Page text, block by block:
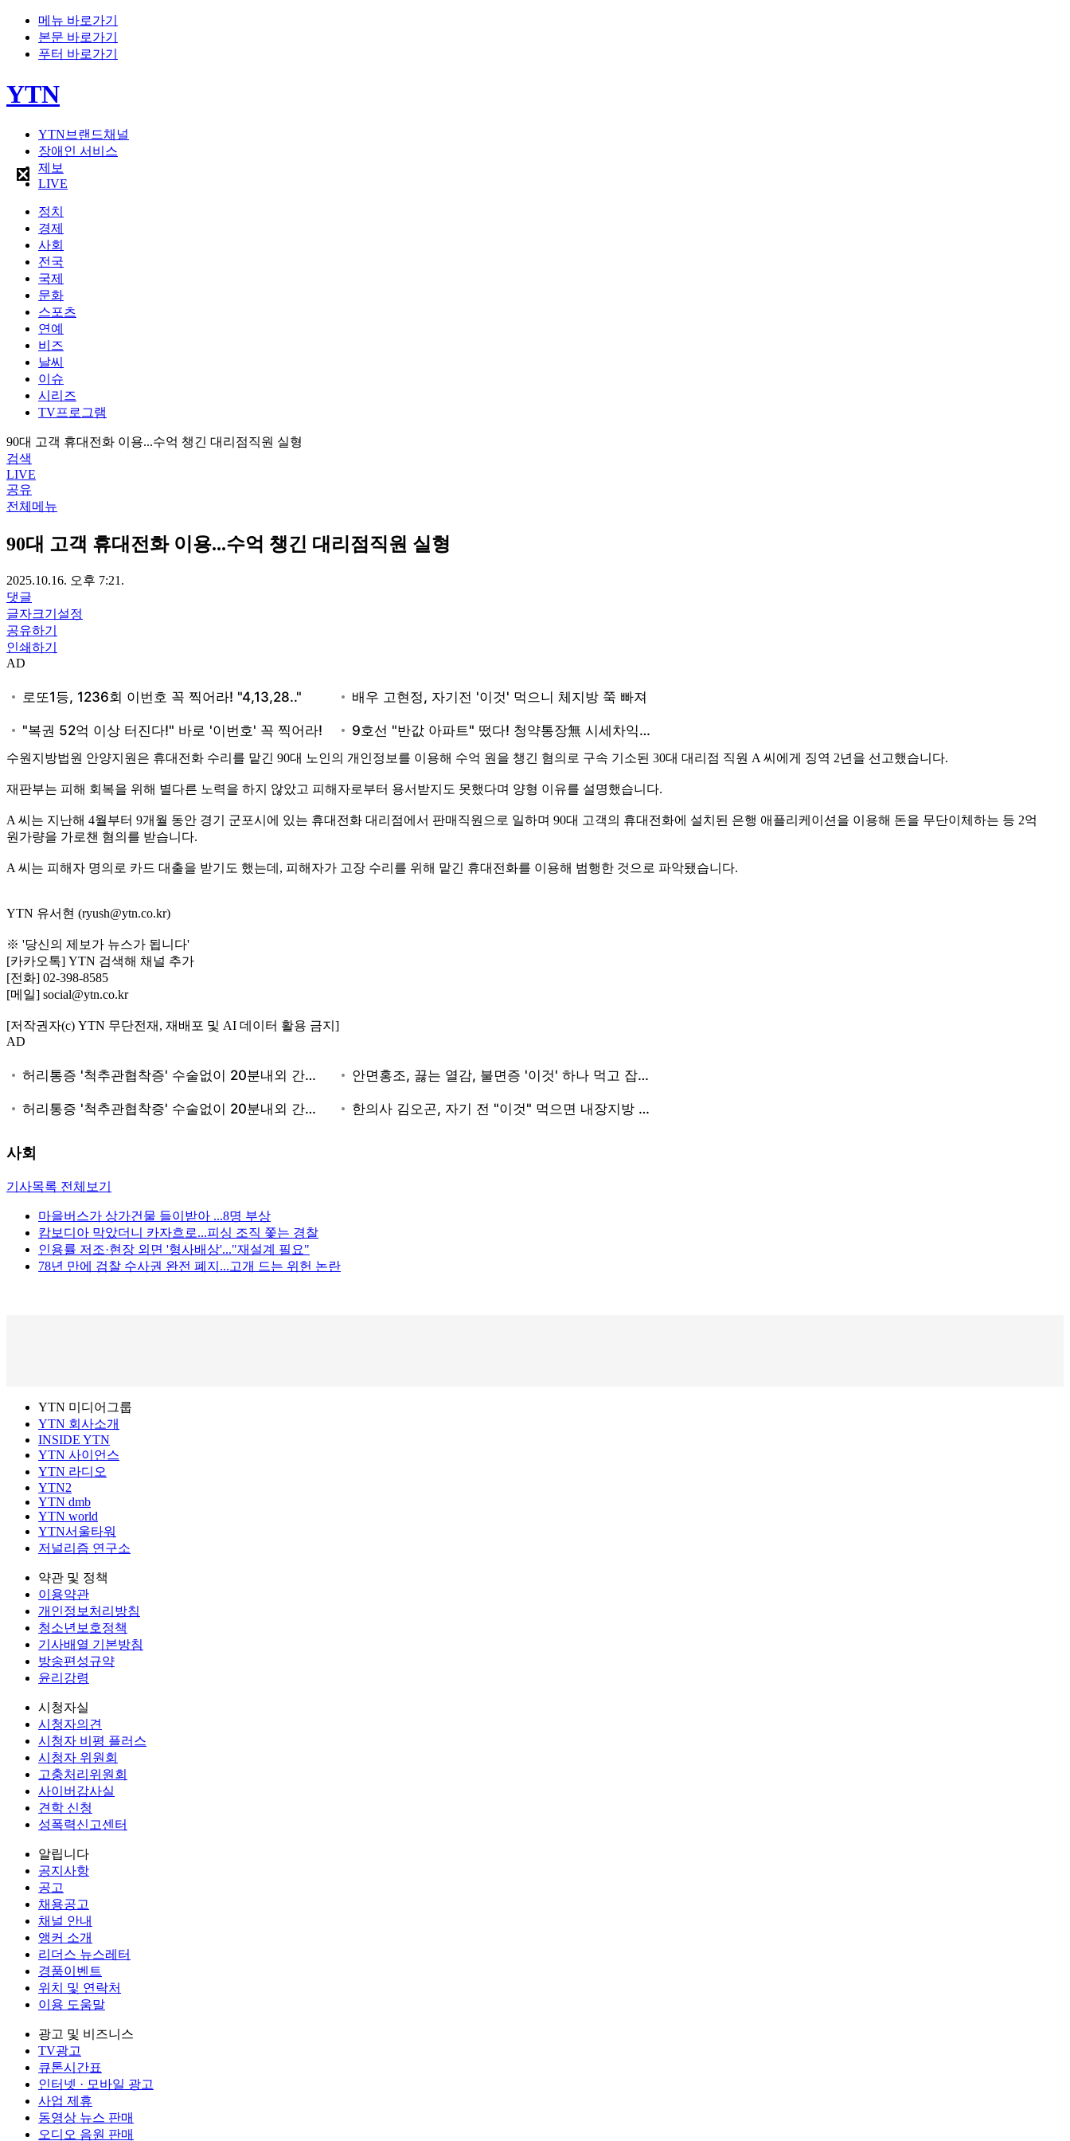
메뉴 바로가기
본문 바로가기
푸터 바로가기
YTN
YTN브랜드채널
장애인 서비스
제보
LIVE
정치
경제
사회
전국
국제
문화
스포츠
연예
비즈
날씨
이슈
시리즈
TV프로그램
90대 고객 휴대전화 이용...수억 챙긴 대리점직원 실형
검색
LIVE
공유
전체메뉴
90대 고객 휴대전화 이용...수억 챙긴 대리점직원 실형
2025.10.16. 오후 7:21.
댓글
글자크기설정
공유하기
인쇄하기
AD
수원지방법원 안양지원은 휴대전화 수리를 맡긴 90대 노인의 개인정보를 이용해 수억 원을 챙긴 혐의로 구속 기소된 30대 대리점 직원 A 씨에게 징역 2년을 선고했습니다.
재판부는 피해 회복을 위해 별다른 노력을 하지 않았고 피해자로부터 용서받지도 못했다며 양형 이유를 설명했습니다.
A 씨는 지난해 4월부터 9개월 동안 경기 군포시에 있는 휴대전화 대리점에서 판매직원으로 일하며 90대 고객의 휴대전화에 설치된 은행 애플리케이션을 이용해 돈을 무단이체하는 등 2억
원가량을 가로챈 혐의를 받습니다.
A 씨는 피해자 명의로 카드 대출을 받기도 했는데, 피해자가 고장 수리를 위해 맡긴 휴대전화를 이용해 범행한 것으로 파악됐습니다.
YTN 유서현 (ryush@ytn.co.kr)
※ '당신의 제보가 뉴스가 됩니다'
[카카오톡] YTN 검색해 채널 추가
[전화] 02-398-8585
[메일] social@ytn.co.kr
[저작권자(c) YTN 무단전재, 재배포 및 AI 데이터 활용 금지]
AD
사회
기사목록 전체보기
마을버스가 상가건물 들이받아 ...8명 부상
캄보디아 막았더니 카자흐로...피싱 조직 쫓는 경찰
인용률 저조·현장 외면 '형사배상'..."재설계 필요"
78년 만에 검찰 수사권 완전 폐지...고개 드는 위헌 논란
YTN 미디어그룹
YTN 회사소개
INSIDE YTN
YTN 사이언스
YTN 라디오
YTN2
YTN dmb
YTN world
YTN서울타워
저널리즘 연구소
약관 및 정책
이용약관
개인정보처리방침
청소년보호정책
기사배열 기본방침
방송편성규약
윤리강령
시청자실
시청자의견
시청자 비평 플러스
시청자 위원회
고충처리위원회
사이버감사실
견학 신청
성폭력신고센터
알립니다
공지사항
공고
채용공고
채널 안내
앵커 소개
리더스 뉴스레터
경품이벤트
위치 및 연락처
이용 도움말
광고 및 비즈니스
TV광고
큐톤시간표
인터넷 · 모바일 광고
사업 제휴
동영상 뉴스 판매
오디오 음원 판매